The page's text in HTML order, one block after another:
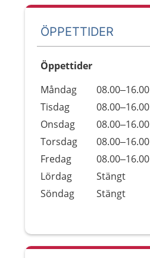
ÖPPETTIDER
Öppettider
Dag
Öppettider
Kommentarer
Måndag
08.00–16.00
Tisdag
08.00–16.00
Onsdag
08.00–16.00
Torsdag
08.00–16.00
Fredag
08.00–16.00
Lördag
Stängt
Söndag
Stängt